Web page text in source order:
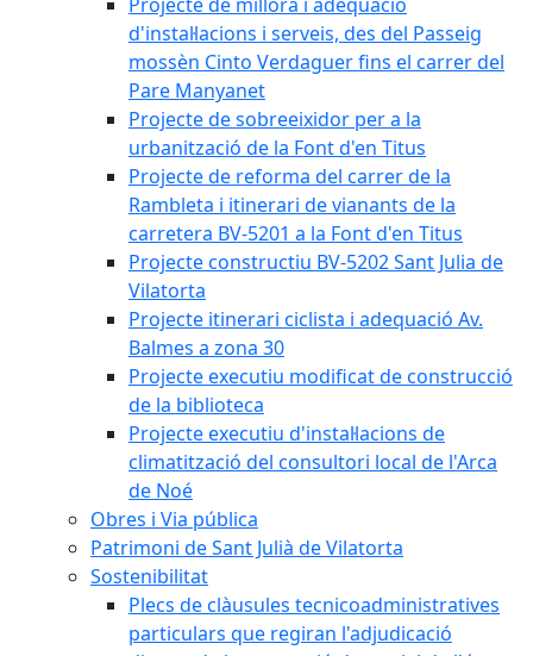
d'instal·lacions i serveis, des del Passeig
mossèn Cinto Verdaguer fins el carrer del
Pare Manyanet
Projecte de sobreeixidor per a la
urbanització de la Font d'en Titus
Projecte de reforma del carrer de la
Rambleta i itinerari de vianants de la
carretera BV-5201 a la Font d'en Titus
Projecte constructiu BV-5202 Sant Julia de
Vilatorta
Projecte itinerari ciclista i adequació Av.
Balmes a zona 30
Projecte executiu modificat de construcció
de la biblioteca
Projecte executiu d'instal·lacions de
climatització del consultori local de l'Arca
de Noé
Obres i Via pública
Patrimoni de Sant Julià de Vilatorta
Sostenibilitat
Plecs de clàusules tecnicoadministratives
particulars que regiran l'adjudicació